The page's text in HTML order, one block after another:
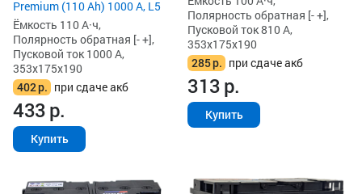
Premium (110 Ah) 1000 А, L5
Ёмкость 110 А·ч,
Полярность обратная [- +],
Пусковой ток 1000 А,
353x175x190
402р. при сдаче акб
433р.
Купить
Полярность обратная [- +],
Пусковой ток 810 А,
353x175x190
285р. при сдаче акб
313р.
Купить